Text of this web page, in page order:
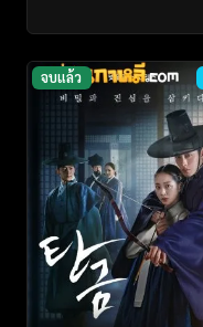
จบแล้ว